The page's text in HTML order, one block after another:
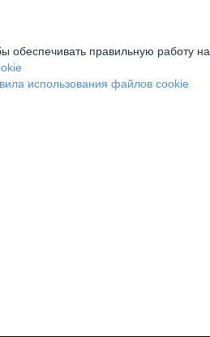
правильную работу
использования файлов cookie